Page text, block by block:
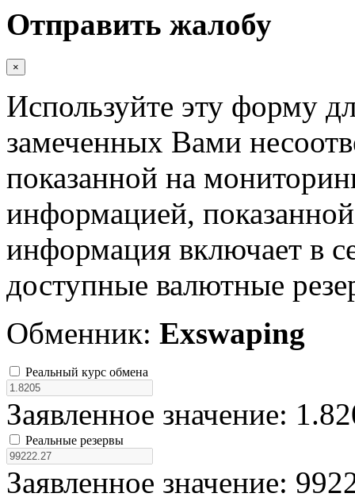
Отправить жалобу
×
Используйте эту форму
замеченных Вами
показанной на
информацией,
информация включает в
доступные валютные
Обменник: Exswaping
Реальный курс обмена
Заявленное значение:
Реальные резервы
Заявленное значение: